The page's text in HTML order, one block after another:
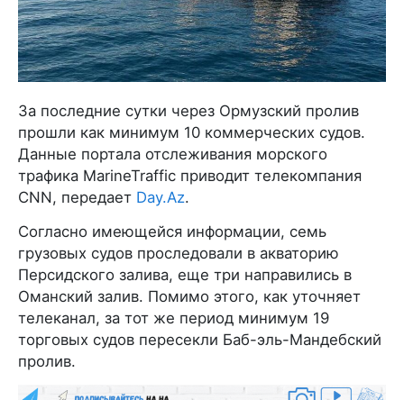
За последние сутки через Ормузский пролив
прошли как минимум 10 коммерческих судов.
Данные портала отслеживания морского
трафика MarineTraffic приводит телекомпания
CNN, передает Day.Az.
Согласно имеющейся информации, семь
грузовых судов проследовали в акваторию
Персидского залива, еще три направились в
Оманский залив. Помимо этого, как уточняет
телеканал, за тот же период минимум 19
торговых судов пересекли Баб-эль-Мандебский
пролив.